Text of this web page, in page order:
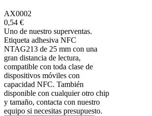
AX0002
0,54 €
Uno de nuestro superventas.
Etiqueta adhesiva NFC
NTAG213 de 25 mm con una
gran distancia de lectura,
compatible con toda clase de
dispositivos móviles con
capacidad NFC. También
disponible con cualquier otro chip
y tamaño, contacta con nuestro
equipo si necesitas presupuesto.